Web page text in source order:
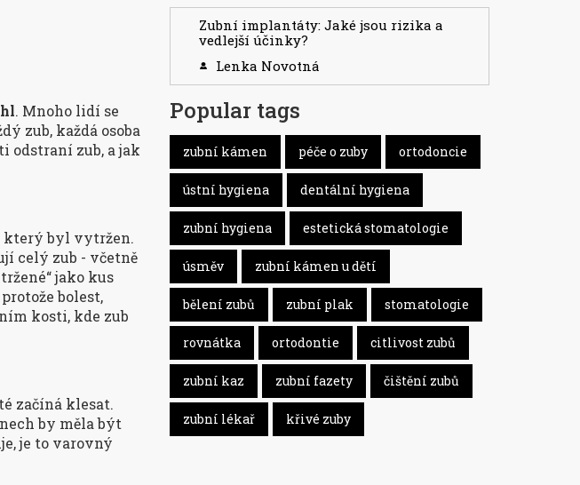
. Mnoho lidí se
zub, každá osoba
odstraní zub, a jak
který byl vytržen.
celý zub - včetně
jako kus
bolest,
kosti, kde zub
začíná klesat.
by měla být
je to varovný
Zubní implantáty: Jaké jsou rizika a
vedlejší účinky?
Lenka Novotná
Popular tags
zubní kámen péče o zuby ortodoncie
ústní hygiena dentální hygiena
zubní hygiena estetická stomatologie
úsměv zubní kámen u dětí
bělení zubů zubní plak stomatologie
rovnátka ortodontie citlivost zubů
zubní kaz zubní fazety čištění zubů
zubní lékař křivé zuby